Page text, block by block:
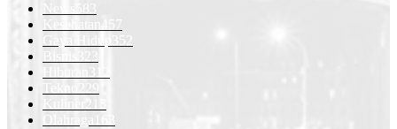
News
Kesehatan 457
352
Bisnis
323
Hiburan
229
Kuliner
Olahraga